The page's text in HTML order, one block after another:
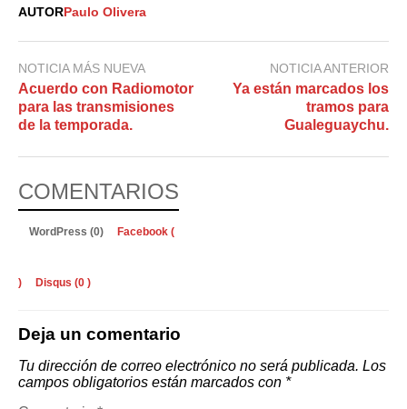
AUTOR Paulo Olivera
NOTICIA MÁS NUEVA
Acuerdo con Radiomotor
para las transmisiones
de la temporada.
NOTICIA ANTERIOR
Ya están marcados los
tramos para
Gualeguaychu.
COMENTARIOS
WordPress (0) Facebook (
) Disqus (0 )
Deja un comentario
Tu dirección de correo electrónico no será publicada. Los
campos obligatorios están marcados con *